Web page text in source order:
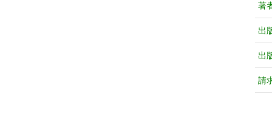
著
出
出
請